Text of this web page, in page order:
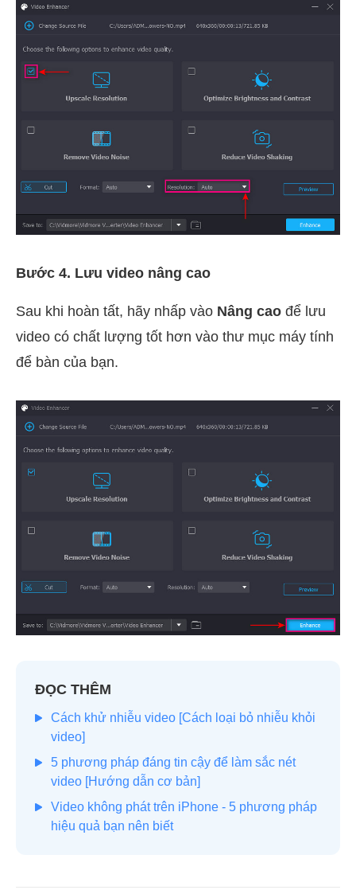
Bước 4. Lưu video nâng cao
Sau khi hoàn tất, hãy nhấp vào Nâng cao để lưu
video có chất lượng tốt hơn vào thư mục máy tính
để bàn của bạn.
ĐỌC THÊM
Cách khử nhiễu video [Cách loại bỏ nhiễu khỏi
video]
5 phương pháp đáng tin cậy để làm sắc nét
video [Hướng dẫn cơ bản]
Video không phát trên iPhone - 5 phương pháp
hiệu quả bạn nên biết